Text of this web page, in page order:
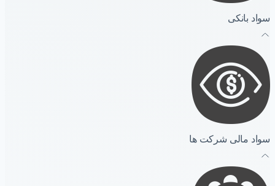
سواد بانکی
سواد مالی شرکت ها